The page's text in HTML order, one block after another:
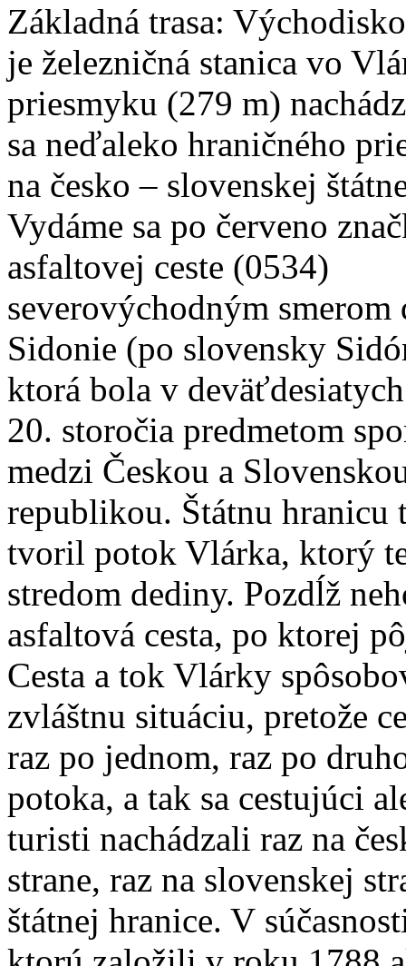
Základná trasa:
je železničná stanica vo
priesmyku (279 m)
sa neďaleko hraničného
na česko – slovenskej
Vydáme sa po červeno
asfaltovej ceste (0534)
severovýchodným smerom
Sidonie (po slovensky
ktorá bola v
20. storočia predmetom
medzi Českou a
republikou. Štátnu hranicu
tvoril potok Vlárka, ktorý
stredom dediny. Pozdĺž
asfaltová cesta, po ktorej
Cesta a tok Vlárky
zvláštnu situáciu, pretože
raz po jednom, raz po
potoka, a tak sa cestujúci
turisti nachádzali raz na
strane, raz na slovenskej
štátnej hranice. V